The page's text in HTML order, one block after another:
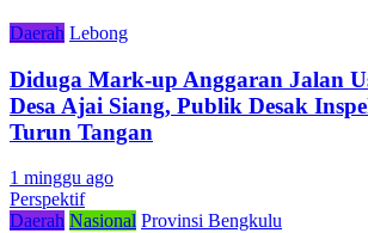
Daerah Lebong
Diduga Mark-up Anggaran Jalan
Desa Ajai Siang, Publik Desak
Turun Tangan
1 minggu ago
Perspektif
Daerah Nasional Provinsi Bengkulu